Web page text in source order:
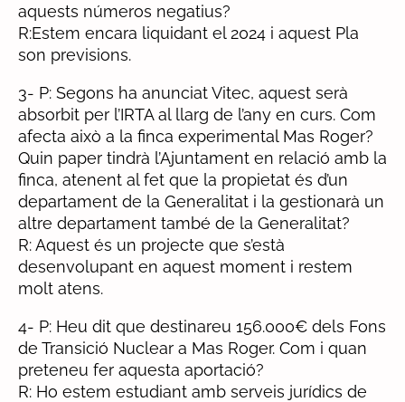
aquests números negatius?
R:Estem encara liquidant el 2024 i aquest Pla
son previsions.
3- P: Segons ha anunciat Vitec, aquest serà
absorbit per l’IRTA al llarg de l’any en curs. Com
afecta això a la finca experimental Mas Roger?
Quin paper tindrà l’Ajuntament en relació amb la
finca, atenent al fet que la propietat és d’un
departament de la Generalitat i la gestionarà un
altre departament també de la Generalitat?
R: Aquest és un projecte que s’està
desenvolupant en aquest moment i restem
molt atens.
4- P: Heu dit que destinareu 156.000€ dels Fons
de Transició Nuclear a Mas Roger. Com i quan
preteneu fer aquesta aportació?
R: Ho estem estudiant amb serveis jurídics de